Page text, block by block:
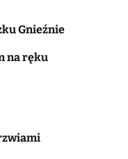
Gnieźnie
na ręku